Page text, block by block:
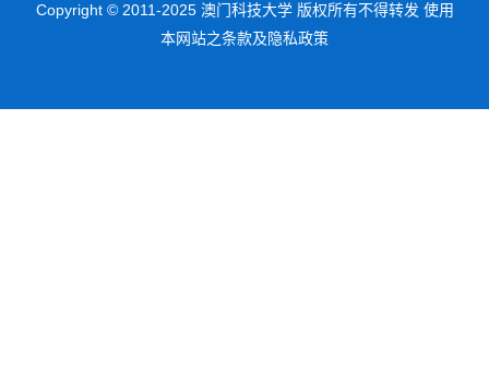
Copyright © 2011-2025 澳门科技大学 版权所有不得转发 使用
本网站之条款及隐私政策